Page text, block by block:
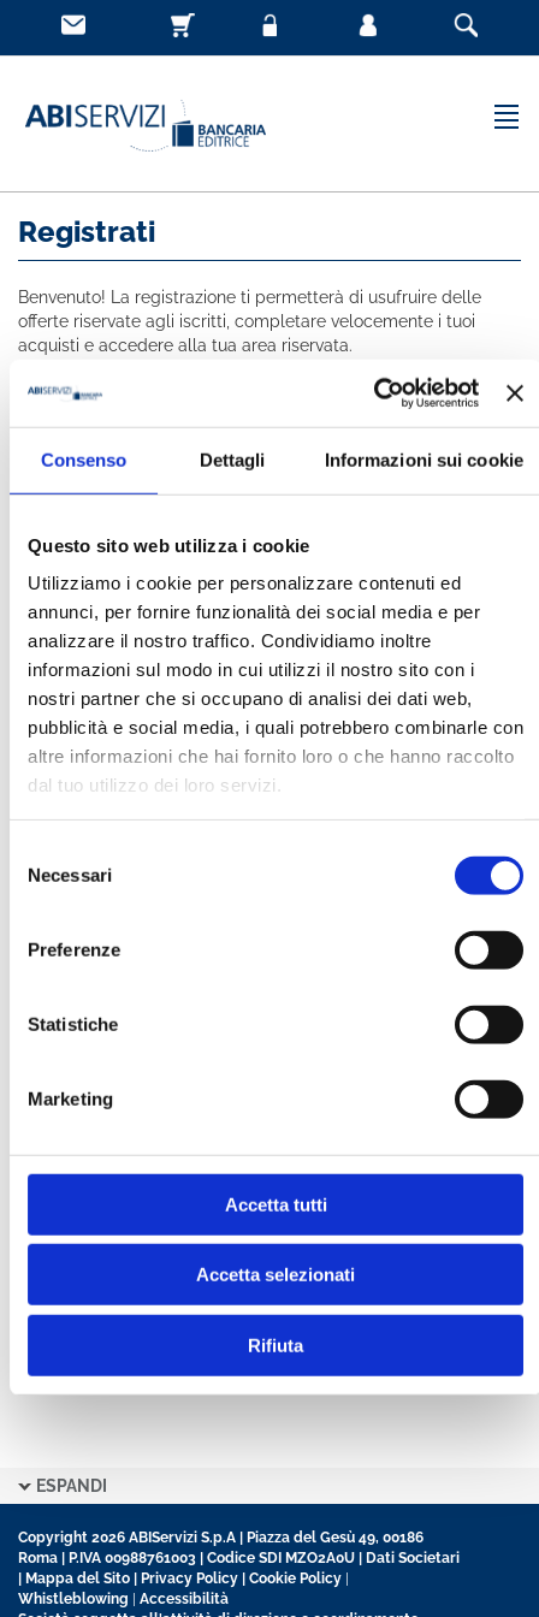
Consenso Dettagli Informazioni sui cookie
Questo sito web utilizza i cookie
Utilizziamo i cookie per personalizzare contenuti ed
annunci, per fornire funzionalità dei social media e per
analizzare il nostro traffico. Condividiamo inoltre
informazioni sul modo in cui utilizzi il nostro sito con i
nostri partner che si occupano di analisi dei dati web,
pubblicità e social media, i quali potrebbero combinarle con
altre informazioni che hai fornito loro o che hanno raccolto
dal tuo utilizzo dei loro servizi.
delNecessari
Preferenze
Statistiche
Marketing
Accetta tutti
Accetta selezionati
Rifiuta
Registrati
Benvenuto! La registrazione ti permetterà di usufruire delle
offerte riservate agli iscritti, completare velocemente i tuoi
acquisti e accedere alla tua area riservata.
Tutti i campi indicati con * sono obbligatori
DATA DI NASCITA *
E-MAIL *
AZIENDA
FUNZIONE AZIENDALE
Ho letto e accetto l’informativa sulla
Ho preso visione delleCondizioni Generalidi
contratto disciplinanti il sito
ESPANDI
Copyright 2026 ABIServizi S.p.A | Piazza del Gesù 49, 00186
Roma | P.IVA 00988761003 | Codice SDI MZO2A0U | Dati Societari
| Mappa del Sito | Privacy Policy | Cookie Policy |
Whistleblowing | Accessibilità